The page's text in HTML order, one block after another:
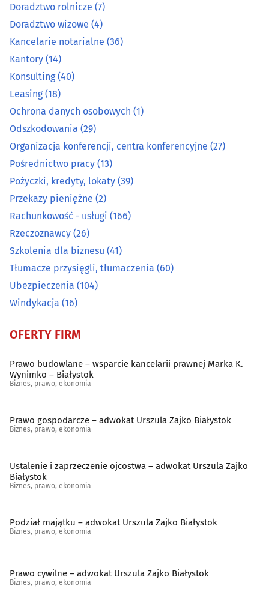
Organizacja konferencji, centra konferencyjne
Pośrednictwo pracy(13)
Pożyczki, kredyty, lokaty
Przekazy pieniężne
Rachunkowość - usługi
Rzeczoznawcy (26)
Szkolenia dla biznesu (41)
Tłumacze przysięgli, tłumaczenia
Ubezpieczenia(104)
Windykacja(16)
Doradztwo rolnicze (7)
Doradztwo wizowe (4)
Kancelarie notarialne (36)
Kantory (14)
Konsulting(40)
Leasing(18)
Ochrona danych osobowych (1)
Odszkodowania (29)
Organizacja konferencji, centra konferencyjne (27)
Pośrednictwo pracy (13)
Pożyczki, kredyty, lokaty (39)
Przekazy pieniężne (2)
Rachunkowość - usługi (166)
Rzeczoznawcy (26)
Szkolenia dla biznesu (41)
Tłumacze przysięgli, tłumaczenia (60)
Ubezpieczenia (104)
Windykacja (16)
OFERTY FIRM
Prawo budowlane – wsparcie kancelarii prawnej Marka K.
Wynimko – Białystok
Biznes, prawo, ekonomia
Prawo gospodarcze – adwokat Urszula Zajko Białystok
Biznes, prawo, ekonomia
Ustalenie i zaprzeczenie ojcostwa – adwokat Urszula Zajko
Białystok
Biznes, prawo, ekonomia
Podział majątku – adwokat Urszula Zajko Białystok
Biznes, prawo, ekonomia
Prawo cywilne – adwokat Urszula Zajko Białystok
Biznes, prawo, ekonomia